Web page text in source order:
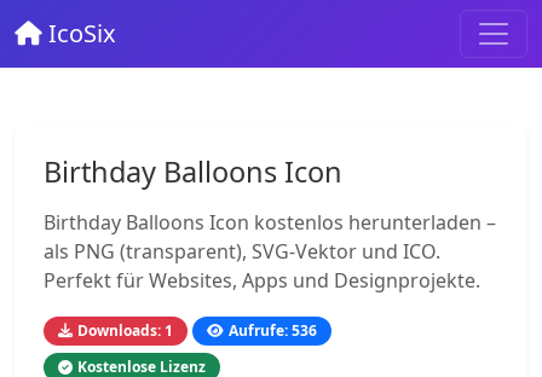
IcoSix
Birthday Balloons Icon
Birthday Balloons Icon kostenlos herunterladen –
als PNG (transparent), SVG-Vektor und ICO.
Perfekt für Websites, Apps und Designprojekte.
Downloads: 1
Aufrufe: 536
Kostenlose Lizenz